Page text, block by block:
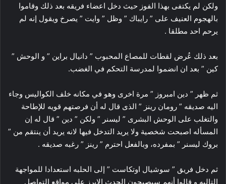
ولكن لم يكتفى بهذا الفوز حيث دخل اعضاء فريقه بعد ذلك وقاموا
بالهجوم العنيف على ” رايباك ” وظل ” وايت ” يصرخ ويقول إنه لم
يرحم احد مطلقا .
بعد ذلك عُرض لقطات للمصاع المحبوب ” دانيال براين ” و الوحش ”
كين ” بعد ان انضموا لمدرسة التحكم في الغضب.
ثم ظهر ” دين امبروز ” مرة اخرى وهو في مكانه خلف الكواليس وجاء
اليه صديقه ” رومان رينز ” الذى قال له أن فرصتهم قويه للإطاحة
والتغلب على الوحش البشرى ” ليسنر ” ولكن ” دين ” قال له إن
المسأله اصبحت شخصية ولا يريد التدخل فيها لانه يريد أن ينتقم من ”
بروك ليسنر ” بمفرده، وبالفعل احترم ” رينز ” رغبه صديقه .
ثم دخل فريق ” سوشيال اوتكاست ” إلى الحلبه استعدادا للمواجهة
التاليه و قالوا أنهم سيصبحون الحدث الابرز على مواقع التواصل